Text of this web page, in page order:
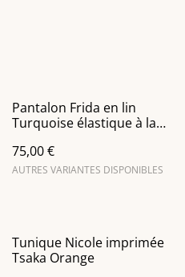
Pantalon Frida en lin
Turquoise élastique à la
75,00 €
AUTRES VARIANTES DISPONIBLES
Tunique Nicole imprimée
Tsaka Orange